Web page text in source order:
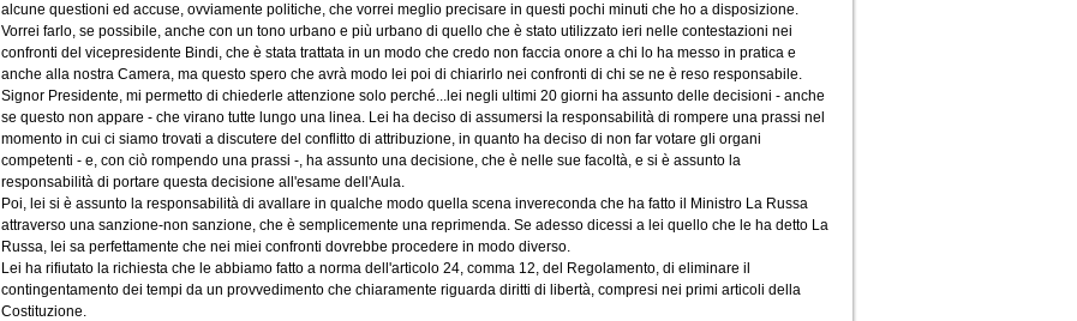
alcune questioni ed accuse, ovviamente politiche, che vorrei meglio precisare in questi pochi minuti che ho a disposizione.
Vorrei farlo, se possibile, anche con un tono urbano e più urbano di quello che è stato utilizzato ieri nelle contestazioni nei
confronti del vicepresidente Bindi, che è stata trattata in un modo che credo non faccia onore a chi lo ha messo in pratica e
anche alla nostra Camera, ma questo spero che avrà modo lei poi di chiarirlo nei confronti di chi se ne è reso responsabile.
Signor Presidente, mi permetto di chiederle attenzione solo perché...lei negli ultimi 20 giorni ha assunto delle decisioni - anche
se questo non appare - che virano tutte lungo una linea. Lei ha deciso di assumersi la responsabilità di rompere una prassi nel
momento in cui ci siamo trovati a discutere del conflitto di attribuzione, in quanto ha deciso di non far votare gli organi
competenti - e, con ciò rompendo una prassi -, ha assunto una decisione, che è nelle sue facoltà, e si è assunto la
responsabilità di portare questa decisione all'esame dell'Aula.
Poi, lei si è assunto la responsabilità di avallare in qualche modo quella scena invereconda che ha fatto il Ministro La Russa
attraverso una sanzione-non sanzione, che è semplicemente una reprimenda. Se adesso dicessi a lei quello che le ha detto La
Russa, lei sa perfettamente che nei miei confronti dovrebbe procedere in modo diverso.
Lei ha rifiutato la richiesta che le abbiamo fatto a norma dell'articolo 24, comma 12, del Regolamento, di eliminare il
contingentamento dei tempi da un provvedimento che chiaramente riguarda diritti di libertà, compresi nei primi articoli della
Costituzione.